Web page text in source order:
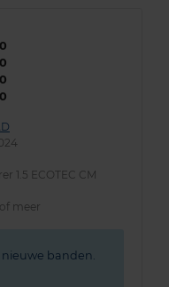
1.5 ECOTEC CM
meer
banden.